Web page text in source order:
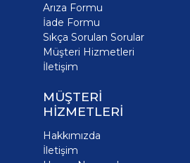
Arıza Formu
İade Formu
Sıkça Sorulan Sorular
Müşteri Hizmetleri
İletişim
MÜŞTERİ
HİZMETLERİ
Hakkımızda
İletişim